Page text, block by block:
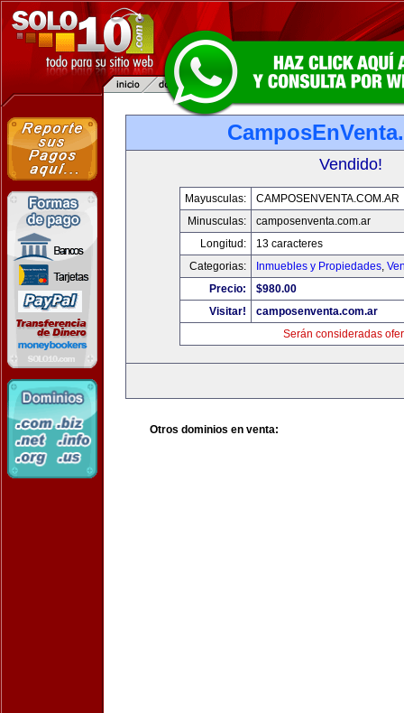
Vendido!
Mayusculas:
CAMPOSENVENTA.COM.AR
Minusculas:
camposenventa.com.ar
Longitud:
13 caracteres
Categorias:
Inmuebles y Propiedades,
Precio:
$980.00
Visitar!
camposenventa.com.ar
Serán consideradas
Otros dominios en venta: